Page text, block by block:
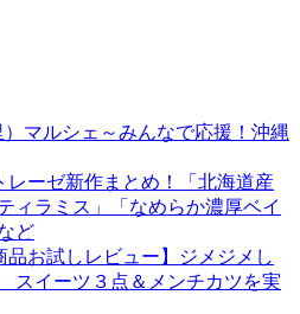
マルシェ～みんなで応援！沖縄
レーゼ新作まとめ！「北海道産
ィラミス」「なめらか濃厚ベイ
ど
品お試しレビュー】ジメジメし
スイーツ３点＆メンチカツを実